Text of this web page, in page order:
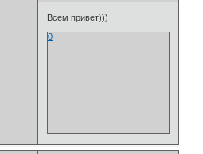
Всем привет)))
0